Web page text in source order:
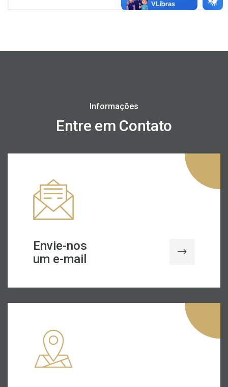
Informações
Entre em Contato
Envie-nos
um e-mail